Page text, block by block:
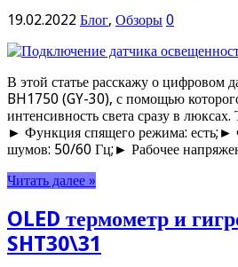
19.02.2022 Блог, Обзоры 0
В этой статье расскажу о цифровом
BH1750 (GY-30), с помощью
интенсивность света сразу в
► Функция спящего режима: есть;►
шумов: 50/60 Гц;► Рабочее
Читать далее »
OLED термометр и
SHT30\31